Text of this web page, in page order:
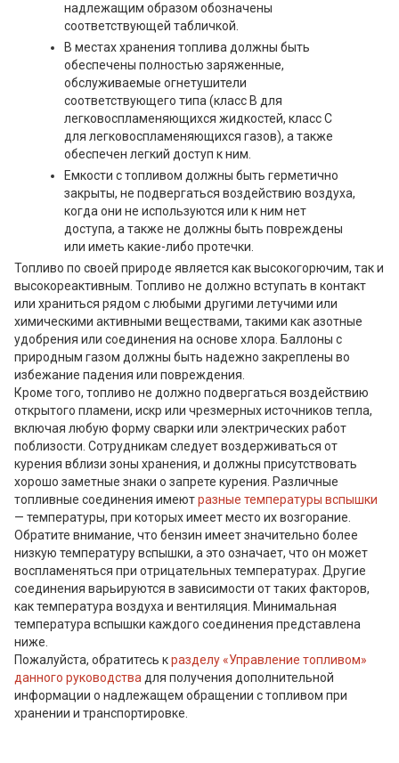
надлежащим образом обозначены
соответствующей табличкой.
В местах хранения топлива должны быть
обеспечены полностью заряженные,
обслуживаемые огнетушители
соответствующего типа (класс B для
легковоспламеняющихся жидкостей, класс C
для легковоспламеняющихся газов), а также
обеспечен легкий доступ к ним.
Емкости с топливом должны быть герметично
закрыты, не подвергаться воздействию воздуха,
когда они не используются или к ним нет
доступа, а также не должны быть повреждены
или иметь какие-либо протечки.
Топливо по своей природе является как высокогорючим, так и
высокореактивным. Топливо не должно вступать в контакт
или храниться рядом с любыми другими летучими или
химическими активными веществами, такими как азотные
удобрения или соединения на основе хлора. Баллоны с
природным газом должны быть надежно закреплены во
избежание падения или повреждения.
Кроме того, топливо не должно подвергаться воздействию
открытого пламени, искр или чрезмерных источников тепла,
включая любую форму сварки или электрических работ
поблизости. Сотрудникам следует воздерживаться от
курения вблизи зоны хранения, и должны присутствовать
хорошо заметные знаки о запрете курения. Различные
топливные соединения имеютразные температуры вспышки
— температуры, при которых имеет место их возгорание.
Обратите внимание, что бензин имеет значительно более
низкую температуру вспышки, а это означает, что он может
воспламеняться при отрицательных температурах. Другие
соединения варьируются в зависимости от таких факторов,
как температура воздуха и вентиляция. Минимальная
температура вспышки каждого соединения представлена
ниже.
Пожалуйста, обратитесь кразделу «Управление топливом»
данного руководства для получения дополнительной
информации о надлежащем обращении с топливом при
хранении и транспортировке.